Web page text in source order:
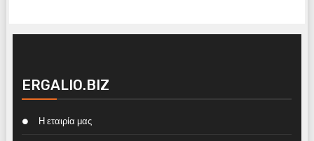
ERGALIO.BIZ
Η εταιρία μας